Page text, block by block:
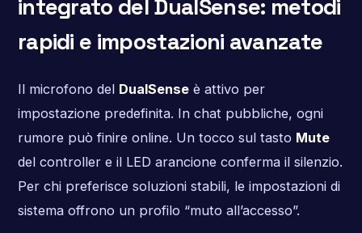
integrato del DualSense: metodi
rapidi e impostazioni avanzate
Il microfono del DualSenseè attivo per
impostazione predefinita. In chat pubbliche, ogni
rumore può finire online. Un tocco sul tasto Mute
del controller e il LED arancione conferma il silenzio.
Per chi preferisce soluzioni stabili, le impostazioni di
sistema offrono un profilo “muto all’accesso”.